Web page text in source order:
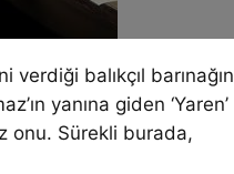
verdiği balıkçıl barınağın
yanına giden ‘Yaren’
onu. Sürekli burada,